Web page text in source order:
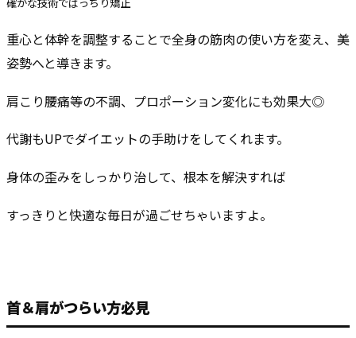
重心と体幹を調整することで全身の筋肉の使い方を変え、美
姿勢へと導きます。
肩こり腰痛等の不調、プロポーション変化にも効果大◎
代謝もUPでダイエットの手助けをしてくれます。
身体の歪みをしっかり治して、根本を解決すれば
すっきりと快適な毎日が過ごせちゃいますよ。
首＆肩がつらい方必見